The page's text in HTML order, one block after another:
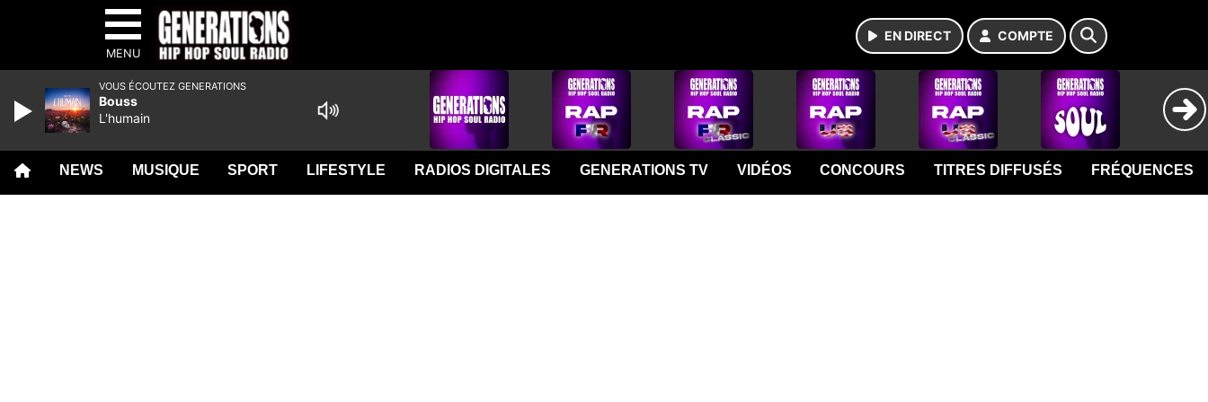
MENU
EN DIRECT COMPTE
NEWS MUSIQUE SPORT LIFESTYLE RADIOS DIGITALES GENERATIONS TV VIDÉOS CONCOURS TITRES DIFFUSÉS FRÉQUENCES
VOUS ÉCOUTEZ GENERATIONS
Bouss
L'humain